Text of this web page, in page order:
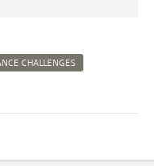
CHALLENGES